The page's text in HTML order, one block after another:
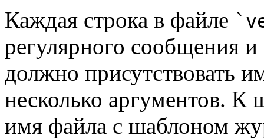
Каждая строка в файле
регулярного сообщения
должно присутствовать
несколько аргументов. К
имя файла с шаблоном